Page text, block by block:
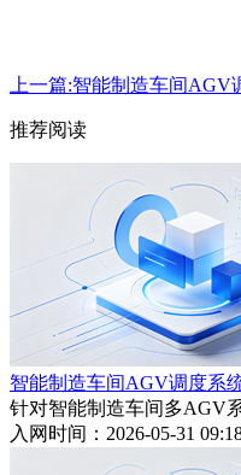
上一篇:智能制造车间
推荐阅读
智能制造车间AGV调度系
针对智能制造车间多AGV
入网时间：2026-05-31